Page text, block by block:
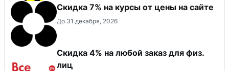
Скидка 7% на курсы от цены на сайте
До 31 декабря, 2026
Скидка 4% на любой заказ для физ.
лиц